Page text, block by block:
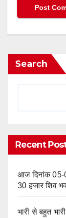
Search
Recent
आज दिनांक
30 हजार शिव
भारी से बहुत